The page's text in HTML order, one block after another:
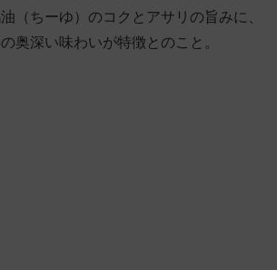
（ちーゆ）のコクとアサリの旨みに、
奥深い味わいが特徴とのこと。